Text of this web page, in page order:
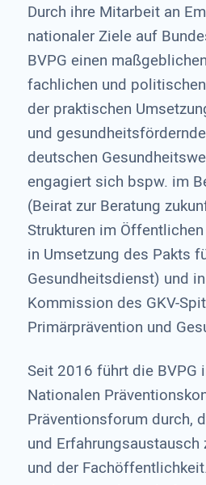
Durch ihre Mitarbeit an
nationaler Ziele auf
BVPG einen
fachlichen und
der praktischen
und
deutschen
engagiert sich bspw. im
(Beirat zur Beratung
Strukturen im
in Umsetzung des Pakts
Gesundheitsdienst) und
Kommission des GKV-
Primärprävention und
Seit 2016 führt die BVPG
Nationalen
Präventionsforum durch,
und
und der